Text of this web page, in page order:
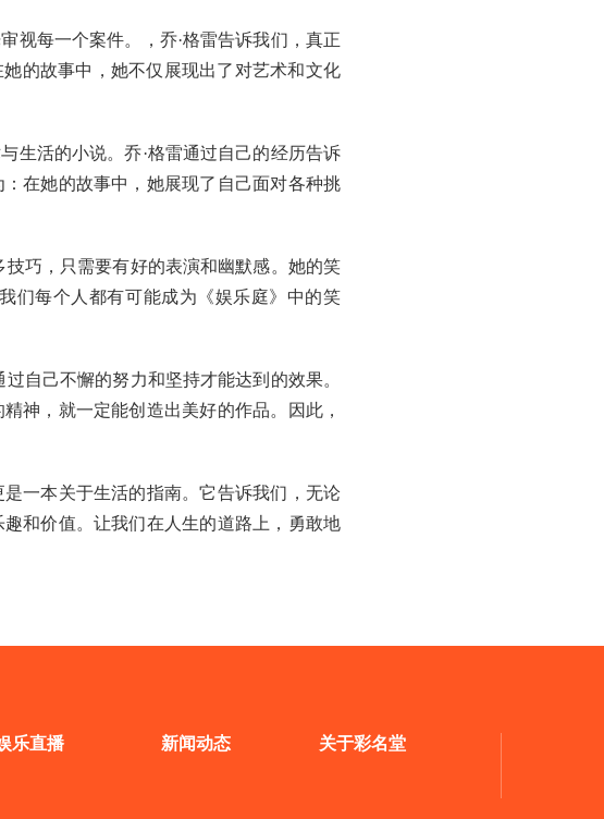
视每一个案件。，乔·格雷告诉我们，真正
的故事中，她不仅展现出了对艺术和文化
生活的小说。乔·格雷通过自己的经历告诉
在她的故事中，她展现了自己面对各种挑
巧，只需要有好的表演和幽默感。她的笑
们每个人都有可能成为《娱乐庭》中的笑
自己不懈的努力和坚持才能达到的效果。
神，就一定能创造出美好的作品。因此，
一本关于生活的指南。它告诉我们，无论
和价值。让我们在人生的道路上，勇敢地
乐直播 新闻动态 关于彩名堂